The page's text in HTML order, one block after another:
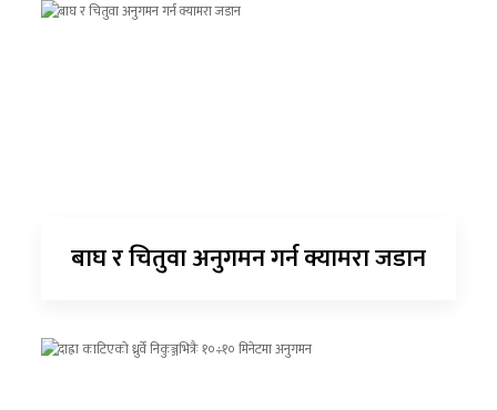
बाघ र चितुवा अनुगमन गर्न क्यामरा जडान